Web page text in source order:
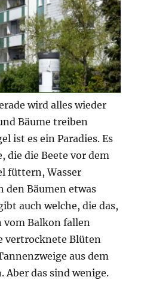
wird alles wieder
Bäume treiben
ist es ein Paradies. Es
die die Beete vor dem
füttern, Wasser
den Bäumen etwas
auch welche, die das,
vom Balkon fallen
vertrocknete Blüten
aus dem
das sind wenige.